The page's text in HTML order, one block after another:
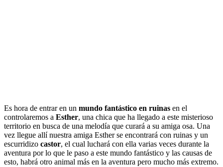
Es hora de entrar en un mundo fantástico en ruinas en el
controlaremos a Esther, una chica que ha llegado a este misterioso
territorio en busca de una melodía que curará a su amiga osa. Una
vez llegue allí nuestra amiga Esther se encontrará con ruinas y un
escurridizo castor, el cual luchará con ella varias veces durante la
aventura por lo que le paso a este mundo fantástico y las causas de
esto, habrá otro animal más en la aventura pero mucho más extremo.